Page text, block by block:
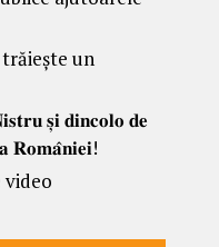
un
𝐬̦𝐢 𝐝𝐢𝐧𝐜𝐨𝐥𝐨 𝐝𝐞
𝐑𝐨𝐦𝐚̂𝐧𝐢𝐞𝐢!